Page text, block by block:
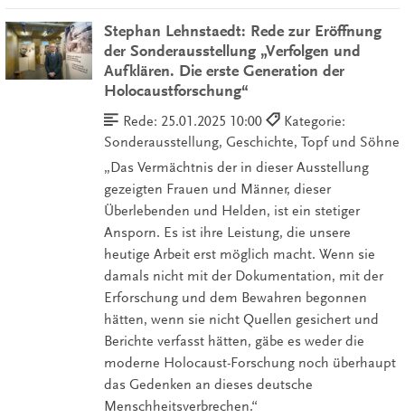
Stephan Lehnstaedt: Rede zur Eröffnung
der Sonderausstellung „Verfolgen und
Aufklären. Die erste Generation der
Holocaustforschung“
Rede: 25.01.2025 10:00
Kategorie:
Sonderausstellung, Geschichte, Topf und Söhne
„Das Vermächtnis der in dieser Ausstellung
gezeigten Frauen und Männer, dieser
Überlebenden und Helden, ist ein stetiger
Ansporn. Es ist ihre Leistung, die unsere
heutige Arbeit erst möglich macht. Wenn sie
damals nicht mit der Dokumentation, mit der
Erforschung und dem Bewahren begonnen
hätten, wenn sie nicht Quellen gesichert und
Berichte verfasst hätten, gäbe es weder die
moderne Holocaust-Forschung noch überhaupt
das Gedenken an dieses deutsche
Menschheitsverbrechen.“